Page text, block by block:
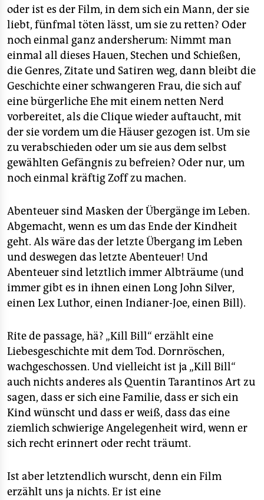
oder ist es der Film, in dem sich ein Mann, der sie
liebt, fünfmal töten lässt, um sie zu retten? Oder
noch einmal ganz andersherum: Nimmt man
einmal all dieses Hauen, Stechen und Schießen,
die Genres, Zitate und Satiren weg, dann bleibt die
Geschichte einer schwangeren Frau, die sich auf
eine bürgerliche Ehe mit einem netten Nerd
vorbereitet, als die Clique wieder auftaucht, mit
der sie vordem um die Häuser gezogen ist. Um sie
zu verabschieden oder um sie aus dem selbst
gewählten Gefängnis zu befreien? Oder nur, um
noch einmal kräftig Zoff zu machen.
Abenteuer sind Masken der Übergänge im Leben.
Abgemacht, wenn es um das Ende der Kindheit
geht. Als wäre das der letzte Übergang im Leben
und deswegen das letzte Abenteuer! Und
Abenteuer sind letztlich immer Albträume (und
immer gibt es in ihnen einen Long John Silver,
einen Lex Luthor, einen Indianer-Joe, einen Bill).
Rite de passage, hä? „Kill Bill“ erzählt eine
Liebesgeschichte mit dem Tod. Dornröschen,
wachgeschossen. Und vielleicht ist ja „Kill Bill“
auch nichts anderes als Quentin Tarantinos Art zu
sagen, dass er sich eine Familie, dass er sich ein
Kind wünscht und dass er weiß, dass das eine
ziemlich schwierige Angelegenheit wird, wenn er
sich recht erinnert oder recht träumt.
Ist aber letztendlich wurscht, denn ein Film
erzählt uns ja nichts. Er ist eine